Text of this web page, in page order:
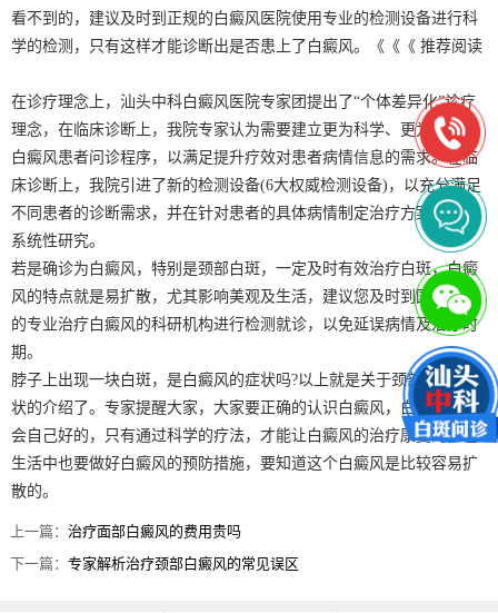
看不到的，建议及时到正规的白癜风医院使用专业的检测设备进行科
学的检测，只有这样才能诊断出是否患上了白癜风。《《《 推荐阅读
在诊疗理念上，汕头中科白癜风医院专家团提出了“个体差异化”诊疗
理念，在临床诊断上，我院专家认为需要建立更为科学、更为全面的
白癜风患者问诊程序，以满足提升疗效对患者病情信息的需求。在临
床诊断上，我院引进了新的检测设备(6大权威检测设备)，以充分满足
不同患者的诊断需求，并在针对患者的具体病情制定治疗方案上有了
系统性研究。
若是确诊为白癜风，特别是颈部白斑，一定及时有效治疗白斑，白癜
风的特点就是易扩散，尤其影响美观及生活，建议您及时到国家正规
的专业治疗白癜风的科研机构进行检测就诊，以免延误病情及治疗时
期。
脖子上出现一块白斑，是白癜风的症状吗?以上就是关于颈部白癜风症
状的介绍了。专家提醒大家，大家要正确的认识白癜风，白癜风是不
会自己好的，只有通过科学的疗法，才能让白癜风的治疗康复的，在
生活中也要做好白癜风的预防措施，要知道这个白癜风是比较容易扩
散的。
上一篇：治疗面部白癜风的费用贵吗
下一篇：专家解析治疗颈部白癜风的常见误区